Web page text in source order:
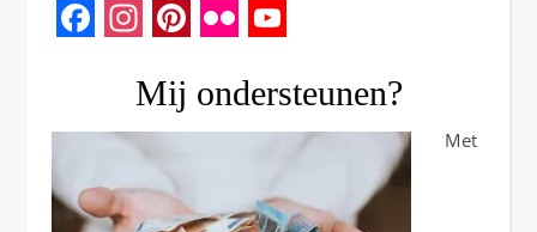
Channel
Mij ondersteunen?
Met